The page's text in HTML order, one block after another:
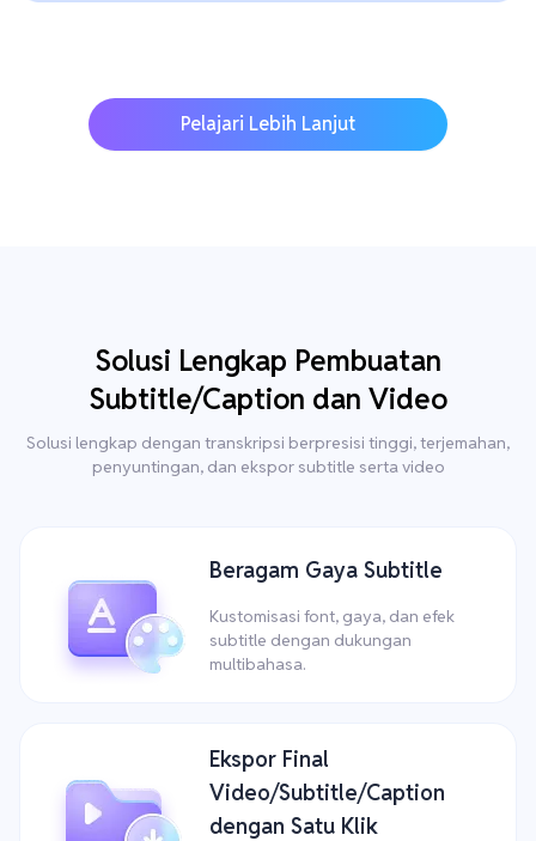
Pelajari Lebih Lanjut
Solusi Lengkap Pembuatan
Subtitle/Caption dan Video
Solusi lengkap dengan transkripsi berpresisi tinggi, terjemahan,
penyuntingan, dan ekspor subtitle serta video
Beragam Gaya Subtitle
Kustomisasi font, gaya, dan efek
subtitle dengan dukungan
multibahasa.
Ekspor Final
Video/Subtitle/Caption
dengan Satu Klik